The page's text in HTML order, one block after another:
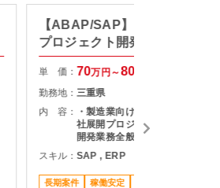
【ABAP/SAP】S/4HANA展開
プロジェクト開発
単 価： 70万円～80
勤務地： 三重県
内 容：
・製造業向けSAP S/4HANAの子
社展開プロジェクト ・ABAPに
開発業務全般 ・開発チーム内で
装・改修対応 ・上位指示者のも
の開発推進
スキル： SAP , ERP
長期案件 稼働安定